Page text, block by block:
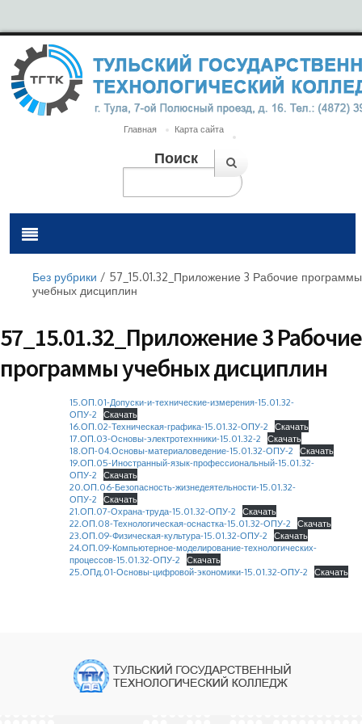
Главная Карта сайта
Поиск
Без рубрики / 57_15.01.32_Приложение 3 Рабочие программы
учебных дисциплин
57_15.01.32_Приложение 3 Рабочие
программы учебных дисциплин
15.ОП.01-Допуски-и-технические-измерения-15.01.32-
ОПУ-2
Скачать
16.ОП.02-Техническая-графика-15.01.32-ОПУ-2
Скачать
17.ОП.03-Основы-электротехнники-15.01.32-2
Скачать
18.ОП-04.Основы-материаловедение-15.01.32-ОПУ-2
Скачать
19.ОП.05-Иностранный-язык-профессиональный-15.01.32-
ОПУ-2
Скачать
20.ОП.06-Безопасность-жизнедеятельности-15.01.32-
ОПУ-2
Скачать
21.ОП.07-Охрана-труда-15.01.32-ОПУ-2
Скачать
22.ОП.08-Технологическая-оснастка-15.01.32-ОПУ-2
Скачать
23.ОП.09-Физическая-культура-15.01.32-ОПУ-2
Скачать
24.ОП.09-Компьютерное-моделирование-технологических-
процессов-15.01.32-ОПУ-2
Скачать
25.ОПд.01-Основы-цифровой-экономики-15.01.32-ОПУ-2
Скачать